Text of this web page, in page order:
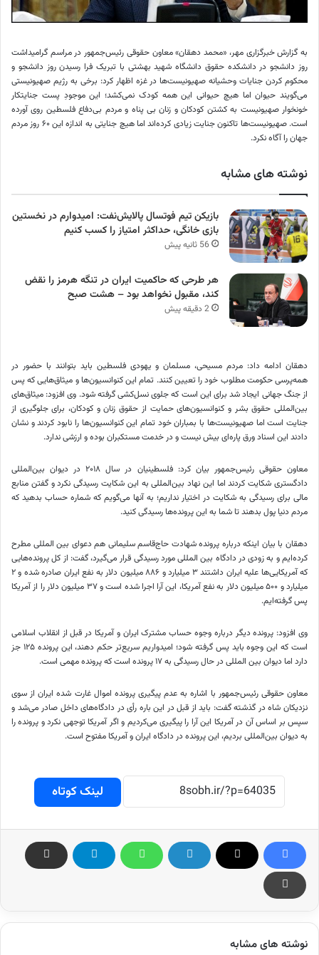
به گزارش خبرگزاری مهر، «محمد دهقان» معاون حقوقی رئیس‌جمهور در مراسم گرامیداشت
روز دانشجو در دانشکده حقوق دانشگاه شهید بهشتی با تبریک فرا رسیدن روز دانشجو و
محکوم کردن جنایات وحشیانه صهیونیست‌ها در غزه اظهار کرد: برخی به رژیم صهیونیستی
می‌گویند حیوان اما هیچ حیوانی این همه کودک نمی‌کشد؛ این موجودِ پست جنایتکار
خونخوار صهیونیست به کشتن کودکان و زنان بی پناه و مردم بی‌دفاع فلسطین روی آورده
است. صهیونیست‌ها تاکنون جنایت زیادی کرده‌اند اما هیچ جنایتی به اندازه این ۶۰ روز مردم
جهان را آگاه نکرد.
نوشته های مشابه
بازیکن تیم فوتسال پالایش‌نفت: امیدوارم در نخستین
بازی خانگی، حداکثر امتیاز را کسب کنیم
56 ثانیه پیش
هر طرحی که حاکمیت ایران در تنگه هرمز را نقض
کند، مقبول نخواهد بود – هشت صبح
2 دقیقه پیش
دهقان ادامه داد: مردم مسیحی، مسلمان و یهودی فلسطین باید بتوانند با حضور در
همه‌پرسی حکومت مطلوب خود را تعیین کنند. تمام این کنوانسیون‌ها و میثاق‌هایی که پس
از جنگ جهانی ایجاد شد برای این است که جلوی نسل‌کشی گرفته شود. وی افزود: میثاق‌های
بین‌المللی حقوق بشر و کنوانسیون‌های حمایت از حقوق زنان و کودکان، برای جلوگیری از
جنایت است اما صهیونیست‌ها با بمباران خود تمام این کنوانسیون‌ها را نابود کردند و نشان
دادند این اسناد ورق پاره‌ای بیش نیست و در خدمت مستکبران بوده و ارزشی ندارد.
معاون حقوقی رئیس‌جمهور بیان کرد: فلسطینیان در سال ۲۰۱۸ در دیوان بین‌المللی
دادگستری شکایت کردند اما این نهاد بین‌المللی به این شکایت رسیدگی نکرد و گفتن منابع
مالی برای رسیدگی به شکایت در اختیار نداریم؛ به آنها می‌گویم که شماره حساب بدهید که
مردم دنیا پول بدهند تا شما به این پرونده‌ها رسیدگی کنید.
دهقان با بیان اینکه درباره پرونده شهادت حاج‌قاسم سلیمانی هم دعوای بین‌المللی مطرح
کرده‌ایم و به زودی در دادگاه بین‌المللیمورد رسیدگی قرار می‌گیرد، گفت: از کل پرونده‌هایی
که آمریکایی‌ها علیه ایران داشتند ۳ میلیارد و ۸۸۶ میلیون دلار به نفع ایران صادره شده و ۲
میلیارد و ۵۰۰ میلیون دلار به نفع آمریکا، این آرا اجرا شده است و ۳۷ میلیون دلار را از آمریکا
پس گرفته‌ایم.
وی افزود: پرونده دیگر درباره وجوه حساب مشترک ایران و آمریکا در قبل از انقلاب اسلامی
است که این وجوه باید پس گرفته شود؛ امیدواریم سریع‌تر حکم دهند، این پرونده ۱۲۵ جز
دارد اما دیوان بین المللی در حال رسیدگی به ۱۷ پرونده است که پرونده مهمی است.
معاون حقوقی رئیس‌جمهور با اشاره به عدم پیگیری پرونده اموال غارت شده ایران از سوی
نزدیکان شاه در گذشته گفت: باید از قبل در این باره رأی در دادگاه‌های داخل صادر می‌شد و
سپس بر اساس آن در آمریکا این آرا را پیگیری می‌کردیم و اگر آمریکا توجهی نکرد و پرونده را
به دیوان بین‌المللی بردیم، این پرونده در دادگاه ایران و آمریکا مفتوح است.
لینک کوتاه
نوشته های مشابه